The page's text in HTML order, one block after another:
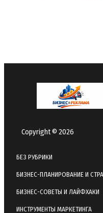
Copyright © 2026
БЕЗ РУБРИКИ
БИЗНЕС-ПЛАНИРОВАНИЕ И
БИЗНЕС-СОВЕТЫ И ЛАЙФХАКИ
ИНСТРУМЕНТЫ МАРКЕТИНГА